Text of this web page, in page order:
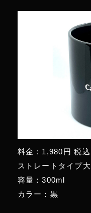
料金：1,980円 税込
ストレートタイプ大
容量：300ml
カラー：黒